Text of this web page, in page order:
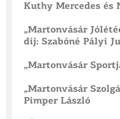
Kuthy Mercedes és
„Martonvásár
díj: Szabóné Pályi
„Martonvásár
„Martonvásár
Pimper László